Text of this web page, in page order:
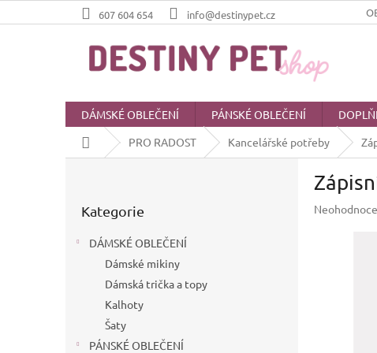
na
607 604 654 info@destinypet.cz
DÁMSKÉ OBLEČENÍ PÁNSKÉ OBLEČENÍ
Domů
PRO RADOST Kancelářské potřeby
kategorie
Kategorie
DÁMSKÉ OBLEČENÍ
Dámské mikiny
Dámská trička a topy
Kalhoty
Šaty
PÁNSKÉ OBLEČENÍ
Průměrné